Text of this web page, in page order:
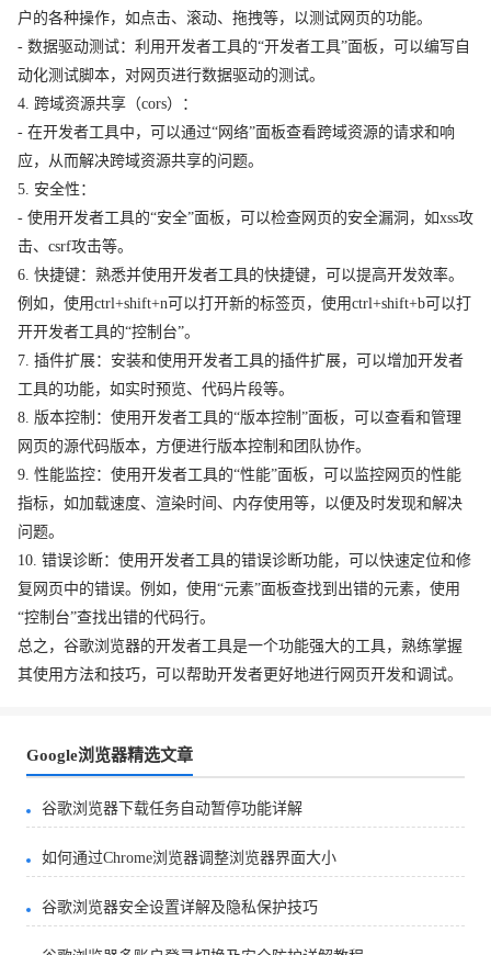
户的各种操作，如点击、滚动、拖拽等，以测试网页的功能。
- 数据驱动测试：利用开发者工具的“开发者工具”面板，可以编写自
动化测试脚本，对网页进行数据驱动的测试。
4. 跨域资源共享（cors）：
- 在开发者工具中，可以通过“网络”面板查看跨域资源的请求和响
应，从而解决跨域资源共享的问题。
5. 安全性：
- 使用开发者工具的“安全”面板，可以检查网页的安全漏洞，如xss攻
击、csrf攻击等。
6. 快捷键：熟悉并使用开发者工具的快捷键，可以提高开发效率。
例如，使用ctrl+shift+n可以打开新的标签页，使用ctrl+shift+b可以打
开开发者工具的“控制台”。
7. 插件扩展：安装和使用开发者工具的插件扩展，可以增加开发者
工具的功能，如实时预览、代码片段等。
8. 版本控制：使用开发者工具的“版本控制”面板，可以查看和管理
网页的源代码版本，方便进行版本控制和团队协作。
9. 性能监控：使用开发者工具的“性能”面板，可以监控网页的性能
指标，如加载速度、渲染时间、内存使用等，以便及时发现和解决
问题。
10. 错误诊断：使用开发者工具的错误诊断功能，可以快速定位和修
复网页中的错误。例如，使用“元素”面板查找到出错的元素，使用
“控制台”查找出错的代码行。
总之，谷歌浏览器的开发者工具是一个功能强大的工具，熟练掌握
其使用方法和技巧，可以帮助开发者更好地进行网页开发和调试。
Google浏览器精选文章
谷歌浏览器下载任务自动暂停功能详解
如何通过Chrome浏览器调整浏览器界面大小
谷歌浏览器安全设置详解及隐私保护技巧